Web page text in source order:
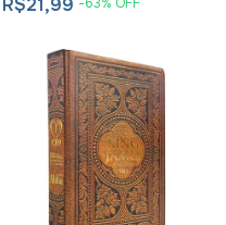
R$21,99